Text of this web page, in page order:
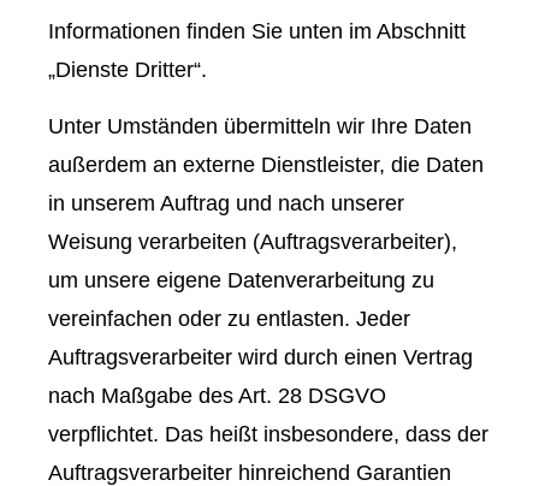
Informationen finden Sie unten im Abschnitt
„Dienste Dritter“.
Unter Umständen übermitteln wir Ihre Daten
außerdem an externe Dienstleister, die Daten
in unserem Auftrag und nach unserer
Weisung verarbeiten (Auftragsverarbeiter),
um unsere eigene Datenverarbeitung zu
vereinfachen oder zu entlasten. Jeder
Auftragsverarbeiter wird durch einen Vertrag
nach Maßgabe des Art. 28 DSGVO
verpflichtet. Das heißt insbesondere, dass der
Auftragsverarbeiter hinreichend Garantien